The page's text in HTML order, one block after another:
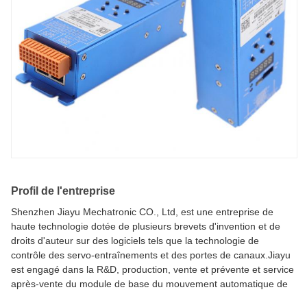
Profil de l'entreprise
Shenzhen Jiayu Mechatronic CO., Ltd, est une entreprise de
haute technologie dotée de plusieurs brevets d'invention et de
droits d'auteur sur des logiciels tels que la technologie de
contrôle des servo-entraînements et des portes de canaux.Jiayu
est engagé dans la R&D, production, vente et prévente et service
après-vente du module de base du mouvement automatique de